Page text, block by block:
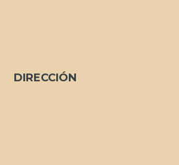
DIRECCIÓN